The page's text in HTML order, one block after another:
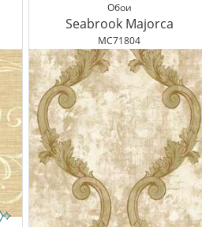
Обои
Seabrook Majorca
MC71804